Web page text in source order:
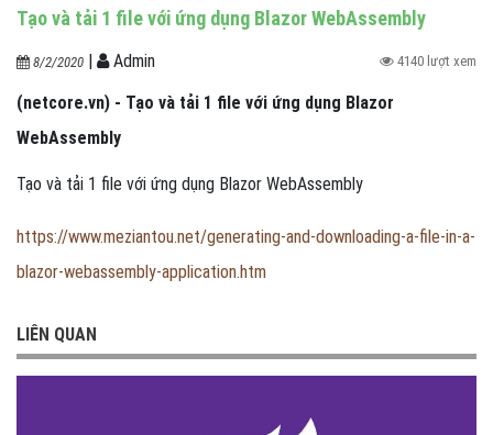
Tạo và tải 1 file với ứng dụng Blazor WebAssembly
8/2/2020 | Admin 4140 lượt xem
(netcore.vn) - Tạo và tải 1 file với ứng dụng Blazor
WebAssembly
Tạo và tải 1 file với ứng dụng Blazor WebAssembly
https://www.meziantou.net/generating-and-downloading-a-file-in-a-
blazor-webassembly-application.htm
LIÊN QUAN